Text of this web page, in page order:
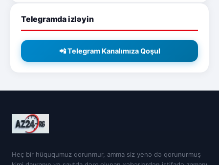
Telegramda izləyin
📲 Telegram Kanalımıza Qoşul
Heç bir hüququmuz qorunmur, amma siz yenə də qorunurmuş